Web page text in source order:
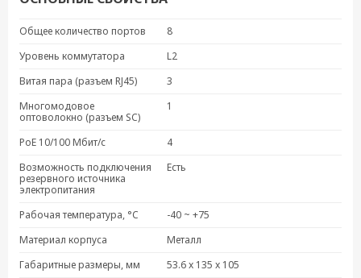
EDS-P308-S-SC
EDS-P308-S-SC-T
EDS-P308-SS-SC-T
Общее количество портов
8
Уровень коммутатора
L2
Витая пара (разъем RJ45)
3
Многомодовое
оптоволокно (разъем SC)
1
PoE 10/100 Мбит/с
4
Возможность подключения
резервного источника
электропитания
Есть
Рабочая температура, °C
-40 ~ +75
Материал корпуса
Металл
Габаритные размеры, мм
53.6 x 135 x 105